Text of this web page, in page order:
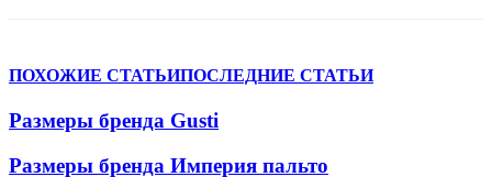
ПОХОЖИЕ СТАТЬИПОСЛЕДНИЕ СТАТЬИ
Размеры бренда Gusti
Размеры бренда Империя пальто